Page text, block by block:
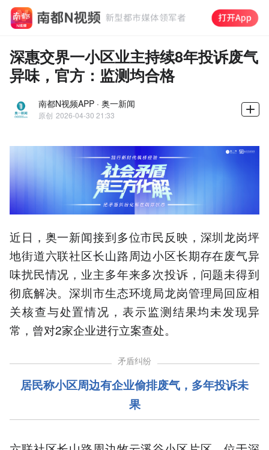
深惠交界一小区业主持续8年投诉废气
异味，官方：监测均合格
南都N视频APP · 奥一新闻
原创 2026-04-30 21:33
近日，奥一新闻接到多位市民反映，深圳龙岗坪
地街道六联社区长山路周边小区长期存在废气异
味扰民情况，业主多年来多次投诉，问题未得到
彻底解决。深圳市生态环境局龙岗管理局回应相
关核查与处置情况，表示监测结果均未发现异
常，曾对2家企业进行立案查处。
矛盾纠纷
居民称小区周边有企业偷排废气，多年投诉未
果